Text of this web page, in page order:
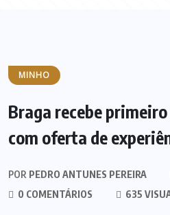
MINHO
Braga recebe primeiro
com oferta de
POR PEDRO ANTUNES PEREIRA
0 COMENTÁRIOS
635